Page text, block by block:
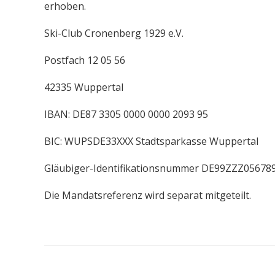
erhoben.
Ski-Club Cronenberg 1929 e.V.
Postfach 12 05 56
42335 Wuppertal
IBAN: DE87 3305 0000 0000 2093 95
BIC: WUPSDE33XXX Stadtsparkasse Wuppertal
Gläubiger-Identifikationsnummer
Die Mandatsreferenz wird separat mitgeteilt.